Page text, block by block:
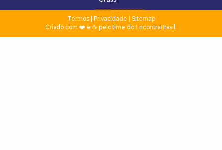
Termos| Privacidade
Sitemap
Criado com ❤️ e ☕ pelo time do EncontraBrasil